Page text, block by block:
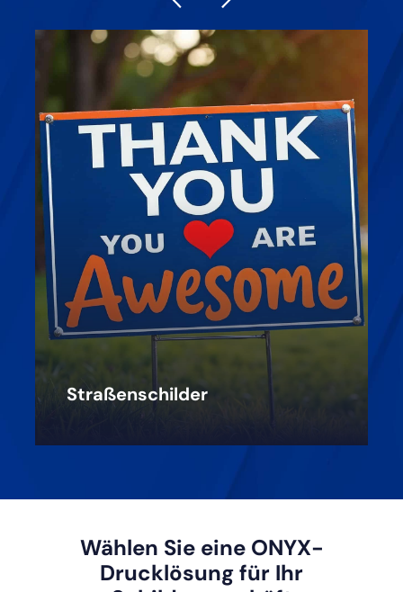
Straßenschilder
Wählen Sie eine ONYX-
Drucklösung für Ihr